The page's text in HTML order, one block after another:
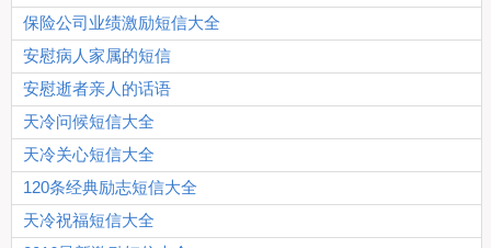
保险公司业绩激励短信大全
安慰病人家属的短信
安慰逝者亲人的话语
天冷问候短信大全
天冷关心短信大全
120条经典励志短信大全
天冷祝福短信大全